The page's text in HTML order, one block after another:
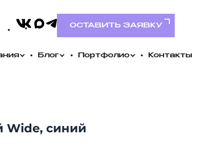
VK MAXTelegramОСТАВИТЬ ЗАЯВКУ
Блог Портфолио Контакты
Wide, синий